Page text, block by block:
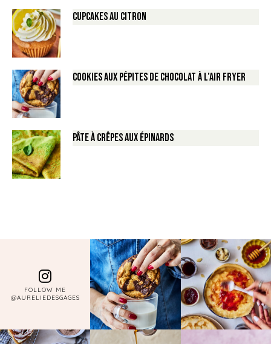
Cupcakes au Citron
Cookies aux pépites de Chocolat à l’air fryer
Pâte à crêpes aux épinards
FOLLOW ME
@AURELIEDESGAGES